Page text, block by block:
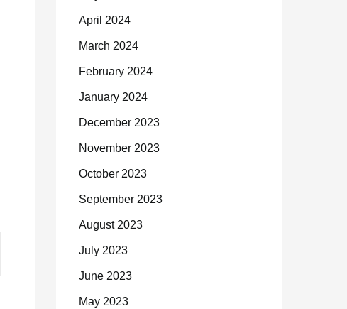
April 2024
March 2024
February 2024
January 2024
December 2023
November 2023
October 2023
September 2023
August 2023
July 2023
June 2023
May 2023